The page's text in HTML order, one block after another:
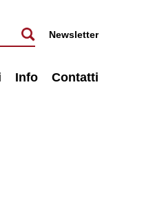
Newsletter
Info Contatti